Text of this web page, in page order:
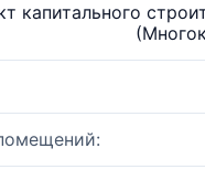
капитального